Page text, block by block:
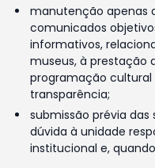
manutenção apenas
comunicados
informativos,
museus, à prestação
programação cultural
transparência;
submissão prévia
dúvida à unidade
institucional e,